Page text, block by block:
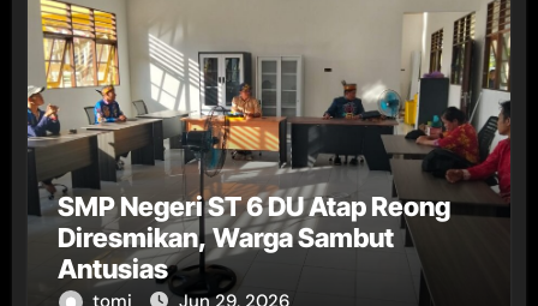
SMP Negeri ST 6 DU Atap Reong
Diresmikan, Warga Sambut
Antusias
tomi Jun 29, 2026